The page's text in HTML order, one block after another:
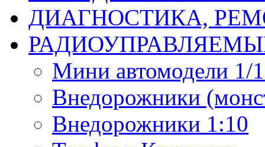
ДИАГНОСТИКА,
Мини автомодели 1/
Внедорожники
Внедорожники 1:10